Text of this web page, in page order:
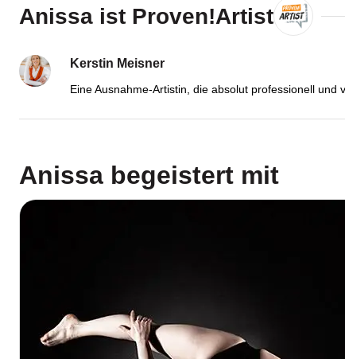
Anissa ist Proven!Artist
Kerstin Meisner
Eine Ausnahme-Artistin, die absolut professionell und
Anissa begeistert mit